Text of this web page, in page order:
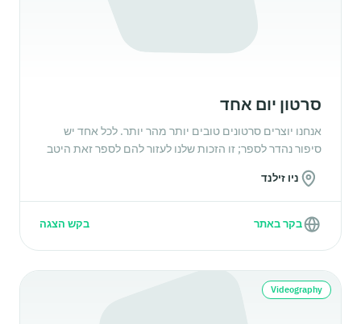
סרטון יום אחד
אנחנו יוצרים סרטונים טובים יותר מהר יותר. לכל אחד יש
סיפור נהדר לספר; זו הזכות שלנו לעזור להם לספר זאת היטב
ניו זילנד
בקר באתר בקש הצגה
Videography